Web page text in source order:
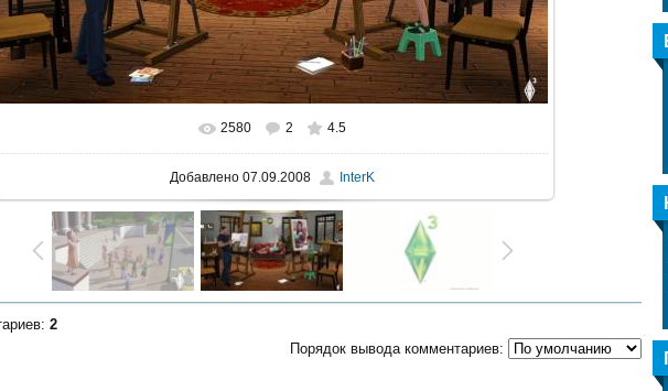
В реальном размере 1600x917
2580 2 4.5
Добавлено 07.09.2008 InterK
: 2
Порядок вывода комментариев: